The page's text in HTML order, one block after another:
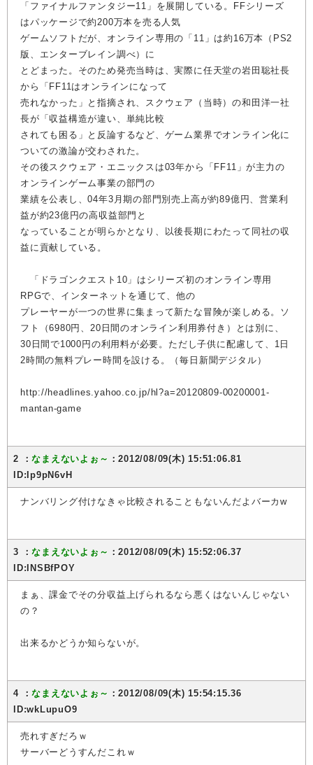
「ファイナルファンタジー11」を展開している。FFシリーズ
はパッケージで約200万本を売る人気
ゲームソフトだが、オンライン専用の「11」は約16万本（PS2
版、エンターブレイン調べ）に
とどまった。そのため発売当時は、実際に任天堂の岩田聡社長
から「FF11はオンラインになって
売れなかった」と指摘され、スクウェア（当時）の和田洋一社
長が「収益構造が違い、単純比較
されても困る」と反論するなど、ゲーム業界でオンライン化に
ついての激論が交わされた。
その後スクウェア・エニックスは03年から「FF11」が主力の
オンラインゲーム事業の部門の
業績を公表し、04年3月期の部門別売上高が約89億円、営業利
益が約23億円の高収益部門と
なっていることが明らかとなり、以後長期にわたって同社の収
益に貢献している。
「ドラゴンクエスト10」はシリーズ初のオンライン専用
RPGで、インターネットを通じて、他の
プレーヤーが一つの世界に集まって新たな冒険が楽しめる。ソ
フト（6980円、20日間のオンライン利用券付き）とは別に、
30日間で1000円の利用料が必要。ただし子供に配慮して、1日
2時間の無料プレー時間を設ける。（毎日新聞デジタル）
http://headlines.yahoo.co.jp/hl?a=20120809-00200001-
mantan-game
2 ：なまえないよぉ～ ：2012/08/09(木) 15:51:06.81
ID:Ip9pN6vH
ナンバリング付けなきゃ比較されることもないんだよバーカw
3 ：なまえないよぉ～ ：2012/08/09(木) 15:52:06.37
ID:INSBfPOY
まぁ、課金でその分収益上げられるなら悪くはないんじゃない
の？
出来るかどうか知らないが。
4 ：なまえないよぉ～ ：2012/08/09(木) 15:54:15.36
ID:wkLupuO9
売れすぎだろｗ
サーバーどうすんだこれｗ